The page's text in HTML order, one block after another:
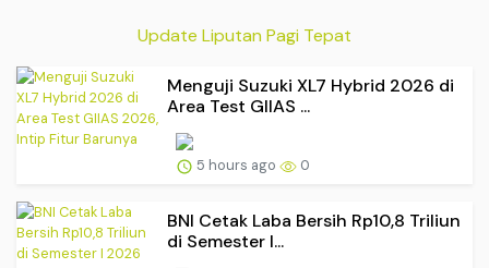
Update Liputan Pagi Tepat
Menguji Suzuki XL7 Hybrid 2026 di
Area Test GIIAS ...
5 hours ago 0
BNI Cetak Laba Bersih Rp10,8 Triliun
di Semester I...